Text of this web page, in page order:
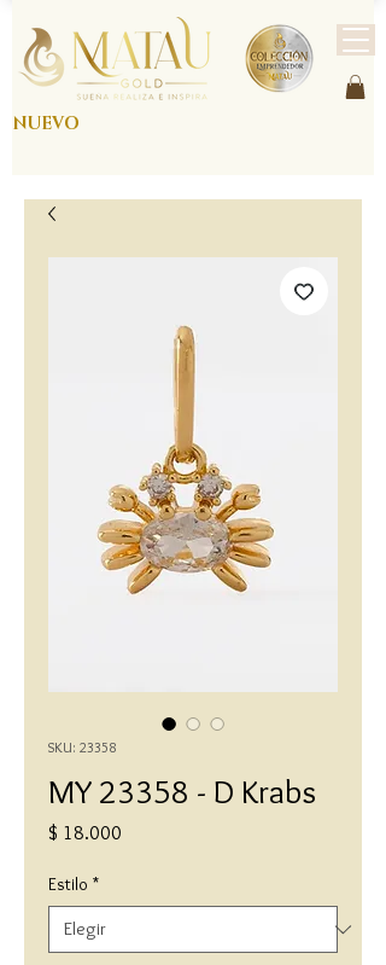
NUEVO
SKU: 23358
MY 23358 - D Krabs
$ 18.000
Estilo *